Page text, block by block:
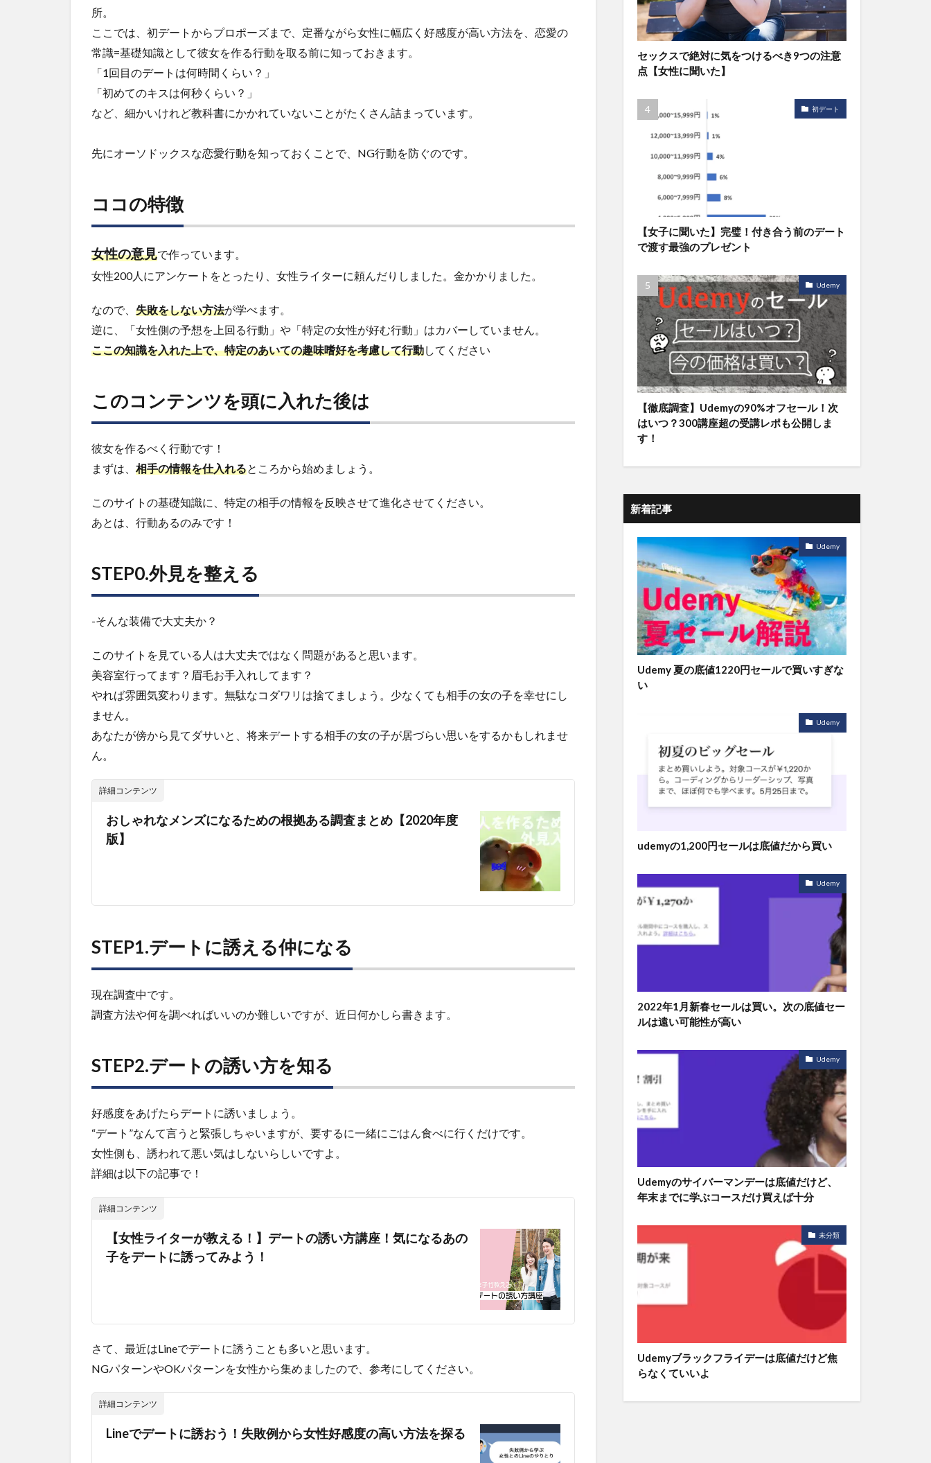
こ
の
コ
ン
テ
ツ
に
た
4
STEP0.
5
STEP1.
デート
なる
6
STEP2.
デート
の誘い
る
7
を重ね
る
STEP4.
る
9
STEP5.
ってか
らのこ
所。
ここでは、初デートからプロポーズまで、定番ながら女性に幅広く好感度が高い方法を、恋愛の
常識=基礎知識として彼女を作る行動を取る前に知っておきます。
「1回目のデートは何時間くらい？」
「初めてのキスは何秒くらい？」
など、細かいけれど教科書にかかれていないことがたくさん詰まっています。
先にオーソドックスな恋愛行動を知っておくことで、NG行動を防ぐのです。
ココの特徴
女性の意見で作っています。
女性200人にアンケートをとったり、女性ライターに頼んだりしました。金かかりました。
なので、 失敗をしない方法が学べます。
逆に、「女性側の予想を上回る行動」や「特定の女性が好む行動」はカバーしていません。
ここの知識を入れた上で、特定のあいての趣味嗜好を考慮して行動してください
このコンテンツを頭に入れた後は
彼女を作るべく行動です！
まずは、 相手の情報を仕入れるところから始めましょう。
このサイトの基礎知識に、特定の相手の情報を反映させて進化させてください。
あとは、行動あるのみです！
STEP0.外見を整える
-そんな装備で大丈夫か？
このサイトを見ている人は大丈夫ではなく問題があると思います。
美容室行ってます？眉毛お手入れしてます？
やれば雰囲気変わります。無駄なコダワリは捨てましょう。少なくても相手の女の子を幸せにし
ません。
あなたが傍から見てダサいと、将来デートする相手の女の子が居づらい思いをするかもしれませ
ん。
詳細コンテンツ
おしゃれなメンズになるための根拠ある調査まとめ【2020年度
版】
STEP1.デートに誘える仲になる
現在調査中です。
調査方法や何を調べればいいのか難しいですが、近日何かしら書きます。
STEP2.デートの誘い方を知る
好感度をあげたらデートに誘いましょう。
“デート”なんて言うと緊張しちゃいますが、要するに一緒にごはん食べに行くだけです。
女性側も、誘われて悪い気はしないらしいですよ。
詳細は以下の記事で！
詳細コンテンツ
【女性ライターが教える！】デートの誘い方講座！気になるあの
子をデートに誘ってみよう！
さて、最近はLineでデートに誘うことも多いと思います。
NGパターンやOKパターンを女性から集めましたので、参考にしてください。
詳細コンテンツ
Lineでデートに誘おう！失敗例から女性好感度の高い方法を探る
セックスで絶対に気をつけるべき9つの注意
点【女性に聞いた】
初デート
【女子に聞いた】完璧！付き合う前のデート
で渡す最強のプレゼント
Udemy
【徹底調査】Udemyの90%オフセール！次
はいつ？300講座超の受講レポも公開しま
す！
新着記事
Udemy
Udemy 夏の底値1220円セールで買いすぎな
い
Udemy
udemyの1,200円セールは底値だから買い
Udemy
2022年1月新春セールは買い。次の底値セー
ルは遠い可能性が高い
Udemy
Udemyのサイバーマンデーは底値だけど、
年末までに学ぶコースだけ買えば十分
未分類
Udemyブラックフライデーは底値だけど焦
らなくていいよ